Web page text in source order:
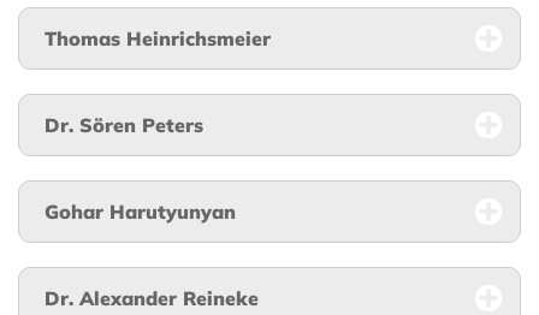
Thomas Heinrichsmeier
Dr. Sören Peters
Gohar Harutyunyan
Dr. Alexander Reineke